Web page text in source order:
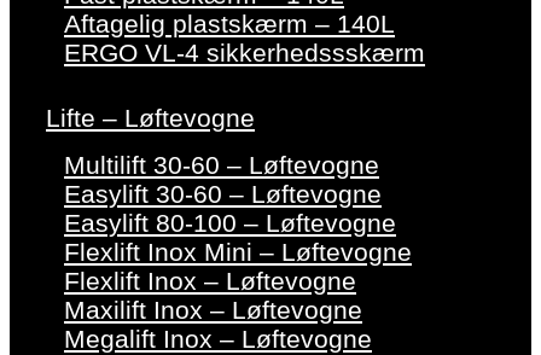
Aftagelig plastskærm – 140L
ERGO VL-4 sikkerhedssskærm
Lifte – Løftevogne
Multilift 30-60 – Løftevogne
Easylift 30-60 – Løftevogne
Easylift 80-100 – Løftevogne
Flexlift Inox Mini – Løftevogne
Flexlift Inox – Løftevogne
Maxilift Inox – Løftevogne
Megalift Inox – Løftevogne